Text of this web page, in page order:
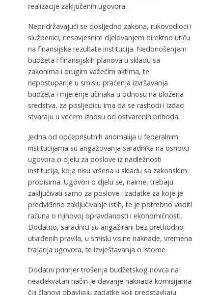
realizacije zaključenih ugovora.
Nepridržavajući se dosljedno zakona, rukovodioci i
službenici, nesavjesnim djelovanjem direktno utiču
na finansijske rezultate institucija. Nedonošenjem
budžeta i finansijskih planova u skladu sa
zakonima i drugim važećim aktima, te
nepostupanje u smislu praćenja izvršavanja
budžeta i mjerenje učinaka u odnosu na uložena
sredstva, za posljedicu ima da se rashodi i izdaci
stvaraju u većem iznosu od ostvarenih prihoda.
Jedna od općeprisutnih anomalija u federalnim
institucijama su angažovanja saradnika na osnovu
ugovora o djelu za poslove iz nadležnosti
institucija, koja nisu vršena u skladu sa zakonskim
propisima. Ugovori o djelu se, naime, trebaju
zaključivati samo za poslove i zadatke za koje je
predviđeno zaključivanje istih, te je potrebno voditi
računa o njihovoj opravdanosti i ekonomičnosti.
Dodatno, saradnici su angažirani bez prethodno
utvrđenih pravila, u smislu visine naknade, vremena
trajanja ugovora, te izvještavanja o istome.
Dodatni primjer trošenja budžetskog novca na
neadekvatan način je davanje naknada komisijama
čiji članovi obavljaju zadatke koji predstavljaju